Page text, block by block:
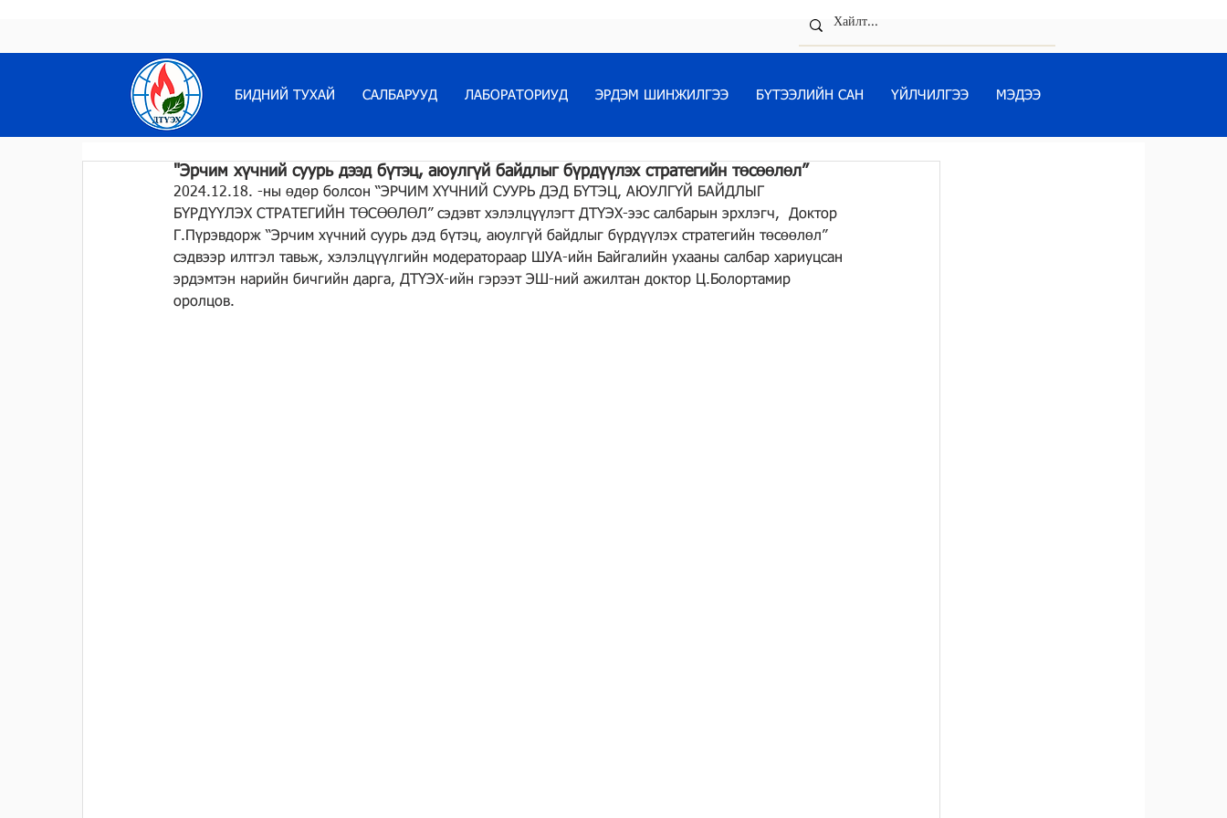
БИДНИЙ ТУХАЙ САЛБАРУУД ЛАБОРАТОРИУД ЭРДЭМ ШИНЖИЛГЭЭ БҮТЭЭЛИЙН САН ҮЙЛЧИЛГЭЭ МЭДЭЭ
"Эрчим хүчний суурь дээд бүтэц, аюулгүй байдлыг бүрдүүлэх стратегийн төсөөлөл”
2024.12.18. -ны өдөр болсон “ЭРЧИМ ХҮЧНИЙ СУУРЬ ДЭД БҮТЭЦ, АЮУЛГҮЙ БАЙДЛЫГ
БҮРДҮҮЛЭХ СТРАТЕГИЙН ТӨСӨӨЛӨЛ” сэдэвт хэлэлцүүлэгт ДТҮЭХ-ээс салбарын эрхлэгч,  Доктор
Г.Пүрэвдорж “Эрчим хүчний суурь дэд бүтэц, аюулгүй байдлыг бүрдүүлэх стратегийн төсөөлөл”
сэдвээр илтгэл тавьж, хэлэлцүүлгийн модератораар ШУА-ийн Байгалийн ухааны салбар хариуцсан
эрдэмтэн нарийн бичгийн дарга, ДТҮЭХ-ийн гэрээт ЭШ-ний ажилтан доктор Ц.Болортамир
оролцов.